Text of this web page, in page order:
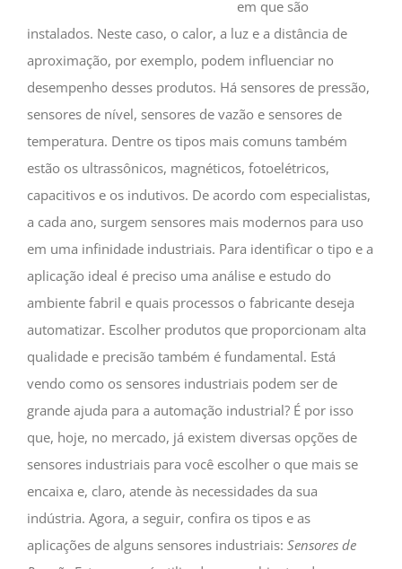
em que são
instalados. Neste caso, o calor, a luz e a distância de
aproximação, por exemplo, podem influenciar no
desempenho desses produtos. Há sensores de pressão,
sensores de nível, sensores de vazão e sensores de
temperatura. Dentre os tipos mais comuns também
estão os ultrassônicos, magnéticos, fotoelétricos,
capacitivos e os indutivos. De acordo com especialistas,
a cada ano, surgem sensores mais modernos para uso
em uma infinidade industriais. Para identificar o tipo e a
aplicação ideal é preciso uma análise e estudo do
ambiente fabril e quais processos o fabricante deseja
automatizar. Escolher produtos que proporcionam alta
qualidade e precisão também é fundamental. Está
vendo como os sensores industriais podem ser de
grande ajuda para a automação industrial? É por isso
que, hoje, no mercado, já existem diversas opções de
sensores industriais para você escolher o que mais se
encaixa e, claro, atende às necessidades da sua
indústria. Agora, a seguir, confira os tipos e as
aplicações de alguns sensores industriais: Sensores de